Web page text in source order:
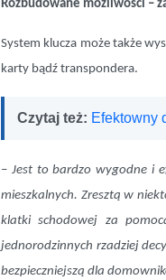
Rozbudowane możliwości –
System klucza może także
karty bądź transpondera.
Czytaj też: Efektowny
– Jest to bardzo wygodne i
mieszkalnych. Zresztą w
klatki schodowej za
jednorodzinnych rzadziej
bezpieczniejszą dla